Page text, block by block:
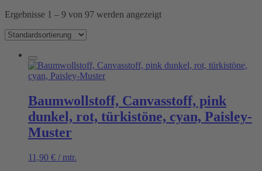
Ergebnisse 1 – 9 von 97 werden angezeigt
Baumwollstoff, Canvasstoff, pink
dunkel, rot, türkistöne, cyan, Paisley-
Muster
11,90 € / mtr.